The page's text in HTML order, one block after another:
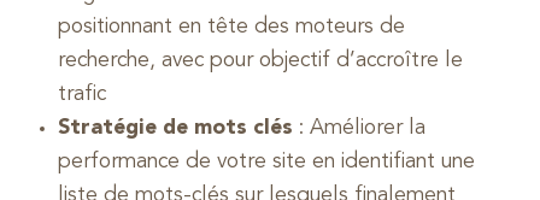
positionnant en tête des moteurs de
recherche, avec pour objectif d’accroître le
trafic
Stratégie de mots clés : Améliorer la
performance de votre site en identifiant une
liste de mots-clés sur lesquels finalement